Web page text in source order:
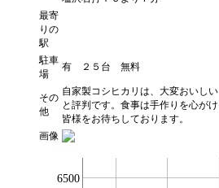
最寄
りの
駅
駐車
場
有 ２５台 無料
その
他
自家製コシヒカリは、大変おいしい
と評判です。食事は手作りを心がけ
皆様をお待ちしております。
画像
6500